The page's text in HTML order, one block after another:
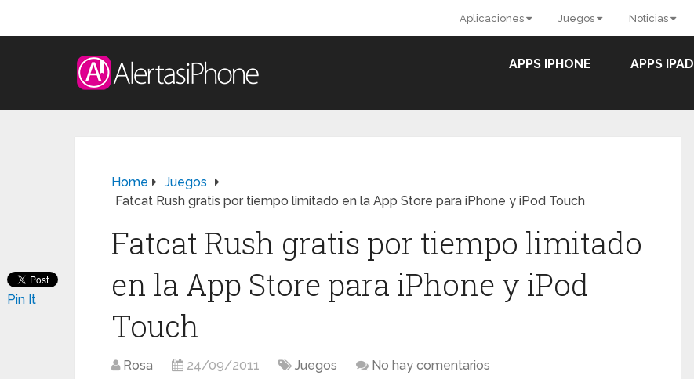
Aplicaciones Juegos Noticias
APPS IPHONE APPS IPAD
Home
Juegos
Fatcat Rush gratis por tiempo limitado en la App Store para iPhone y iPod Touch
Fatcat Rush gratis por tiempo limitado
en la App Store para iPhone y iPod
Touch
Rosa 24/09/2011 Juegos No hay comentarios
Pin It